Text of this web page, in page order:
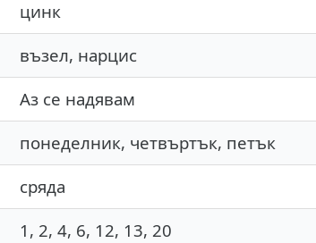
цинк
възел, нарцис
Аз се надявам
понеделник, четвъртък, петък
сряда
1, 2, 4, 6, 12, 13, 20